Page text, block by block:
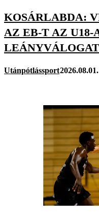
KOSÁRLABDA:
AZ EB-T AZ U18-
Utánpótlássport